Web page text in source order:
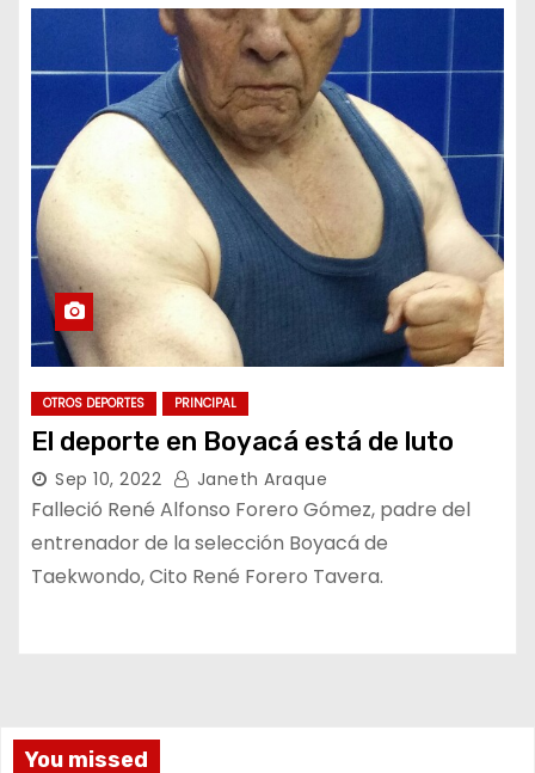
OTROS DEPORTES PRINCIPAL
El deporte en Boyacá está de luto
Sep 10, 2022 Janeth Araque
Falleció René Alfonso Forero Gómez, padre del
entrenador de la selección Boyacá de
Taekwondo, Cito René Forero Tavera.
You missed